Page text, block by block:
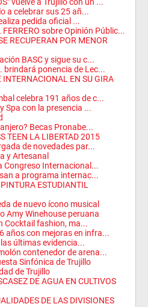
a celebrar sus 25 añ...
pedida oficial ...
FERRERO sobre Opinión Públic...
RECUPERAN POR MENOR
BASC y sigue su c...
brindará ponencia de Lec...
INTERNACIONAL EN SU GIRA
celebra 191 años de c...
Spa con la presencia ...
Becas Pronabe...
TEEN LA LIBERTAD 2015
de novedades par...
y Artesanal
Congreso Internacional...
a programa internac...
ESTUDIANTIL
de nuevo ícono musical
Amy Winehouse peruana
Cocktail fashion, ma...
años con mejoras en infra...
últimas evidencia...
contenedor de arena...
Sinfónica de Trujillo
de Trujillo
DE AGUA EN CULTIVOS
DE LAS DIVISIONES